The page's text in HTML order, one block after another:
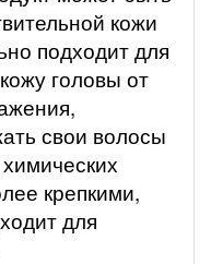
кожи
подходит для
головы от
свои волосы
крепкими,
для